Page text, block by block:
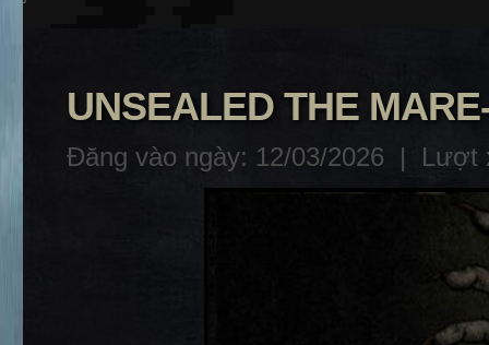
UNSEALED THE
Đăng vào ngày: 12/03/2026 | Lượt